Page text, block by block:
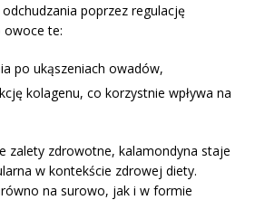
poprzez regulację
owoce te:
po ukąszeniach owadów,
kolagenu, co korzystnie wpływa na
zalety zdrowotne, kalamondyna staje
w kontekście zdrowej diety.
na surowo, jak i w formie